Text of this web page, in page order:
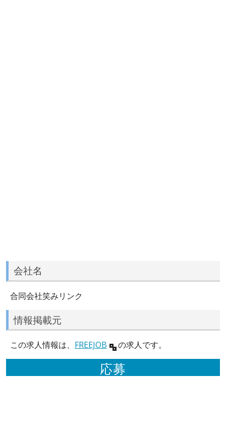
会社名
合同会社笑みリンク
情報掲載元
この求人情報は、 FREEJOB の求人です。
応募